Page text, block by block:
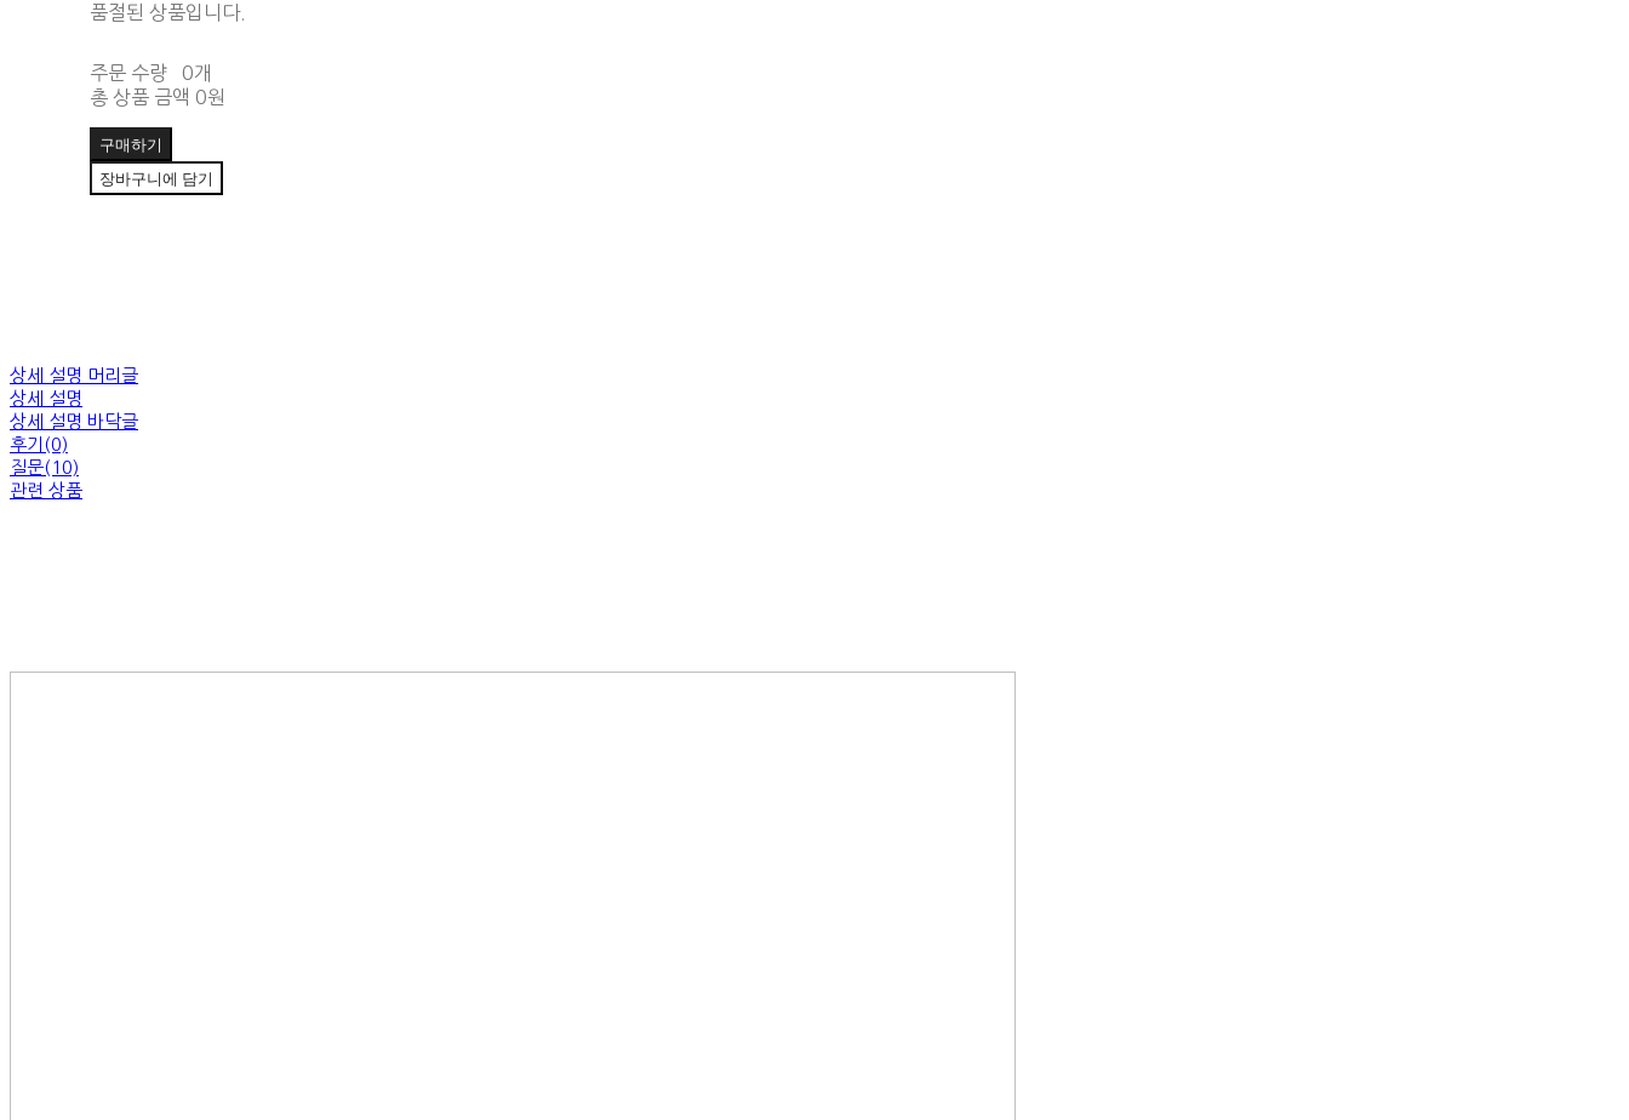
품절된 상품입니다.
주문 수량
0개
총 상품 금액 0원
구매하기
장바구니에 담기
상세 설명 머리글
상세 설명
상세 설명 바닥글
후기(0)
질문(10)
관련 상품